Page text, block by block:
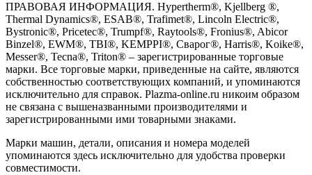
ПРАВОВАЯ ИНФОРМАЦИЯ. Hypertherm®, Kjellberg ®,
Thermal Dynamics®, ESAB®, Trafimet®, Lincoln Electric®,
Bystronic®, Pricetec®, Trumpf®, Raytools®, Fronius®, Abicor
Binzel®, EWM®, TBI®, KEMPPI®, Сварог®, Harris®, Koike®,
Messer®, Tecna®, Triton® – зарегистрированные торговые
марки. Все торговые марки, приведенные на сайте, являются
собственностью соответствующих компаний, и упоминаются
исключительно для справок. Plazma-online.ru никоим образом
не связана с вышеназванными производителями и
зарегистрированными ими товарными знаками.
Марки машин, детали, описания и номера моделей
упоминаются здесь исключительно для удобства проверки
совместимости.